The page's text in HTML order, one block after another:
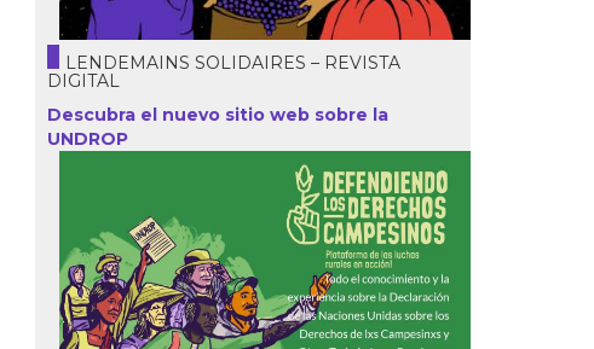
LENDEMAINS SOLIDAIRES – REVISTA
DIGITAL
Descubra el nuevo sitio web sobre la
UNDROP